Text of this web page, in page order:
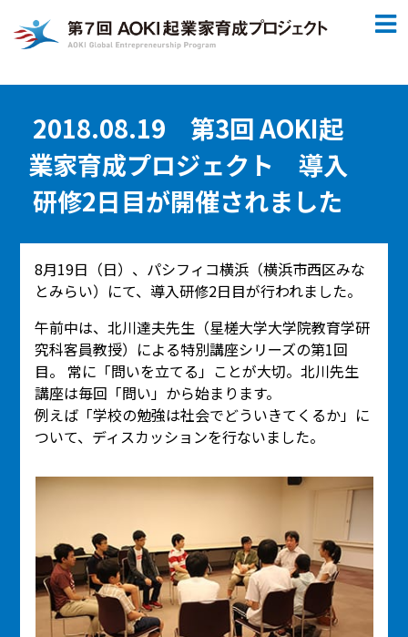
2018.08.19 第3回 AOKI起
業家育成プロジェクト 導入
研修2日目が開催されました
8月19日（日）、パシフィコ横浜（横浜市西区みな
とみらい）にて、導入研修2日目が行われました。
午前中は、北川達夫先生（星槎大学大学院教育学研
究科客員教授）による特別講座シリーズの第1回
目。 常に「問いを立てる」ことが大切。北川先生
講座は毎回「問い」から始まります。
例えば「学校の勉強は社会でどういきてくるか」に
ついて、ディスカッションを行ないました。